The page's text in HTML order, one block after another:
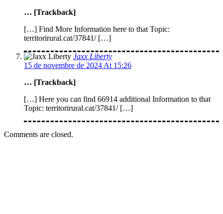
… [Trackback]
[…] Find More Information here to that Topic:
territorirural.cat/37841/ […]
Jaxx Liberty
15 de novembre de 2024 At 15:26
… [Trackback]
[…] Here you can find 66914 additional Information to that
Topic: territorirural.cat/37841/ […]
Comments are closed.